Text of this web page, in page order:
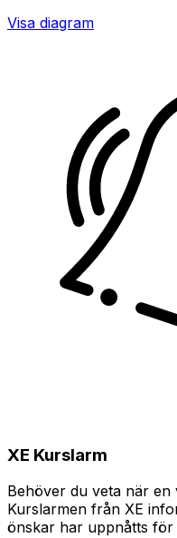
Visa diagram
XE Kurslarm
Behöver du veta när
Kurslarmen från XE
önskar har uppnåtts för